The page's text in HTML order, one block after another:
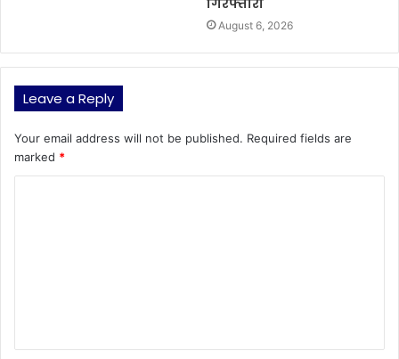
गिरफ्तारी
August 6, 2026
Leave a Reply
Your email address will not be published. Required fields are
marked *
t